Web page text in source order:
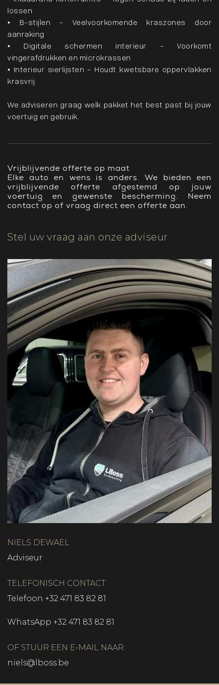
lossen
• B-stijlen – Veelvoorkomende kraszones door
aanraking
• Digitale schermen interieur – Voorkomt
vingerafdrukken en microkrassen
• Interieur sierlijsten – Houdt kwetsbare oppervlakken
krasvrij
We adviseren graag welk pakket het best past bij jouw
voertuig en gebruik.
Vrijblijvende offerte op maat
Elke auto en wens is anders. We bieden een
vrijblijvende offerte afgestemd op jouw
voertuig en gewenste bescherming. Neem
contact op of vraag direct een offerte aan.
Stel uw vraag aan onze adviseur
NIELS DEWAEL
Adviseur
TELEFONISCH CONTACT:
Telefoon +32 471 83 82 81
WhatsApp +32 471 83 82 81
OF STUUR EEN E-MAIL NAAR:
niels@lboss.be